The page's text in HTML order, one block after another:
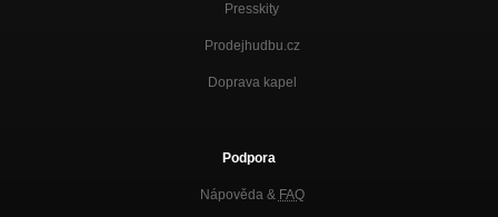
Presskity
Prodejhudbu.cz
Doprava kapel
Podpora
Nápověda & FAQ